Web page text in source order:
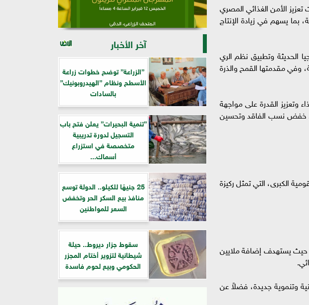
طموحة استهدفت تعزيز الأمن الغذائي المصري
يسهم في زيادة الإنتاج
الحديثة وتطبيق نظم الري
وفي مقدمتها القمح والذرة
وتعزيز القدرة على مواجهة
في خفض نسب الفاقد وتحسين
القومية الكبرى، التي تمثل ركيزة
حيث يستهدف إضافة ملايين
وتنموية جديدة، فضلاً عن
آخر الأخبار
”الزراعة” توضح خطوات زراعة
الأسطح ونظام ”الهيدروبونيك”
بالسادات
”تنمية البحيرات” يعلن فتح باب
التسجيل لدورة تدريبية
متخصصة في استزراع
أسماك...
25 جنيهًا للكيلو.. الدولة توسع
منافذ بيع السكر الحر وتخفض
السعر للمواطنين
سقوط جزار ديروط.. حيلة
شيطانية لتزوير أختام المجزر
الحكومي وبيع لحوم فاسدة